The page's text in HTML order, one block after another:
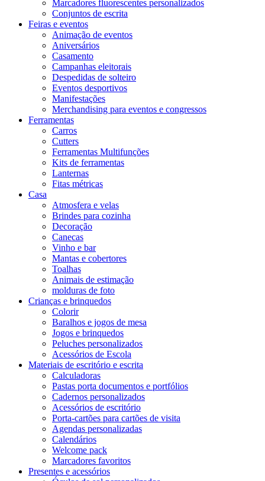
Marcadores fluorescentes personalizados
Conjuntos de escrita
Feiras e eventos
Animação de eventos
Aniversários
Casamento
Campanhas eleitorais
Despedidas de solteiro
Eventos desportivos
Manifestações
Merchandising para eventos e congressos
Ferramentas
Carros
Cutters
Ferramentas Multifunções
Kits de ferramentas
Lanternas
Fitas métricas
Casa
Atmosfera e velas
Brindes para cozinha
Decoração
Canecas
Vinho e bar
Mantas e cobertores
Toalhas
Animais de estimação
molduras de foto
Crianças e brinquedos
Colorir
Baralhos e jogos de mesa
Jogos e brinquedos
Peluches personalizados
Acessórios de Escola
Materiais de escritório e escrita
Calculadoras
Pastas porta documentos e portfólios
Cadernos personalizados
Acessórios de escritório
Porta-cartões para cartões de visita
Agendas personalizadas
Calendários
Welcome pack
Marcadores favoritos
Presentes e acessórios